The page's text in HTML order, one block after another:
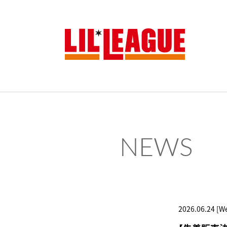
NEWS
2026.06.24